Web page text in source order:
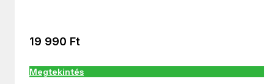
19 990 Ft
Megtekintés